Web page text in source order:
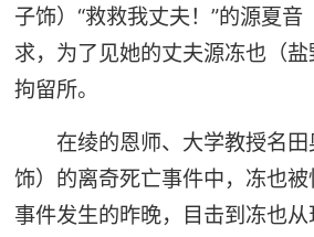
子饰）“救救我丈夫！”的源夏
求，为了见她的丈夫源冻也（盐
拘留所。
在绫的恩师、大学教授名
饰）的离奇死亡事件中，冻也被
事件发生的昨晚，目击到冻也